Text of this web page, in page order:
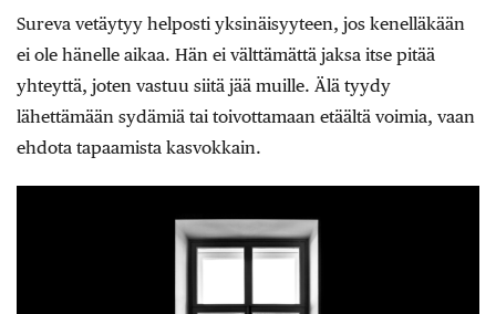
Sureva vetäytyy helposti yksinäisyyteen, jos kenelläkään
ei ole hänelle aikaa. Hän ei välttämättä jaksa itse pitää
yhteyttä, joten vastuu siitä jää muille. Älä tyydy
lähettämään sydämiä tai toivottamaan etäältä voimia, vaan
ehdota tapaamista kasvokkain.